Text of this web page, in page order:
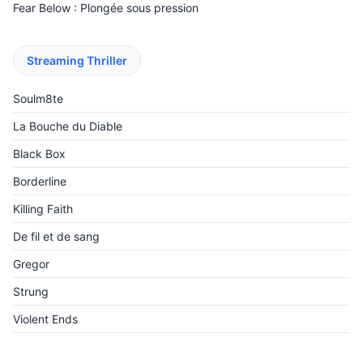
Fear Below : Plongée sous pression
Streaming Thriller
Soulm8te
La Bouche du Diable
Black Box
Borderline
Killing Faith
De fil et de sang
Gregor
Strung
Violent Ends